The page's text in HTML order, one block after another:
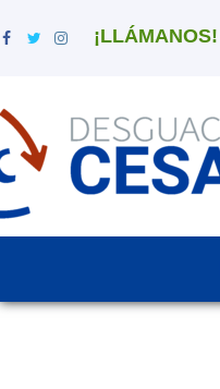
¡LLÁMANOS!